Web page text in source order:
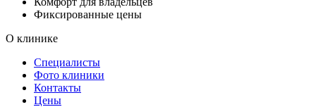
Фиксированные цены
О клинике
Специалисты
Фото клиники
Контакты
Цены